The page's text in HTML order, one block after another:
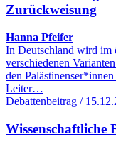
Zurückweisung
Hanna Pfeifer
In Deutschland wird im
verschiedenen
den
Leiter…
Debattenbeitrag /
Wissenschaftliche